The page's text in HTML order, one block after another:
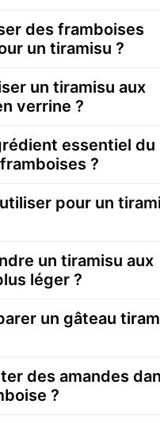
des framboises
un tiramisu ?
un tiramisu aux
verrine ?
essentiel du
?
pour un
un tiramisu aux
léger ?
un gâteau
des amandes
?